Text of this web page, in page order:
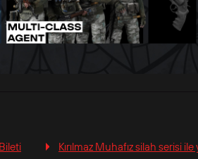
Kırılmaz Muhafız silah serisi